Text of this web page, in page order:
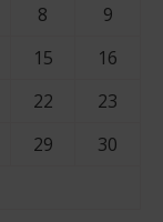
8
9
15
16
22
23
29
30